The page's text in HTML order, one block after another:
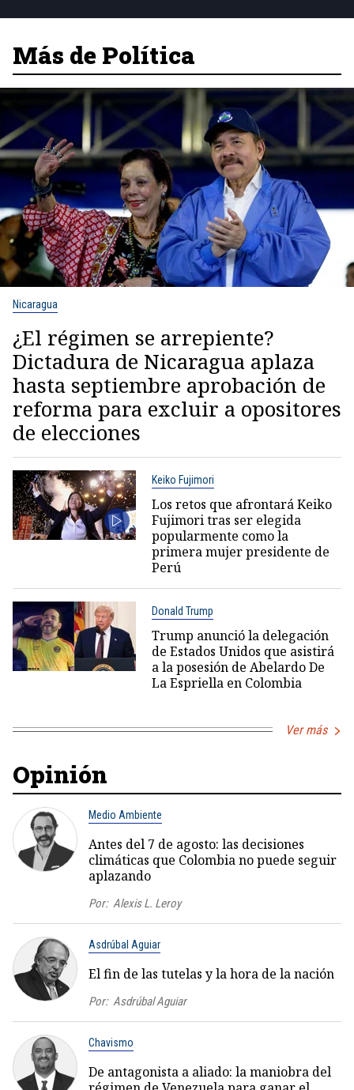
Más de Política
Nicaragua
¿El régimen se arrepiente?
Dictadura de Nicaragua aplaza
hasta septiembre aprobación de
reforma para excluir a opositores
de elecciones
Keiko Fujimori
Los retos que afrontará Keiko
Fujimori tras ser elegida
popularmente como la
primera mujer presidente de
Perú
Donald Trump
Trump anunció la delegación
de Estados Unidos que asistirá
a la posesión de Abelardo De
La Espriella en Colombia
Ver más
Opinión
Medio Ambiente
Antes del 7 de agosto: las decisiones
climáticas que Colombia no puede seguir
aplazando
Por: Alexis L. Leroy
Asdrúbal Aguiar
El fin de las tutelas y la hora de la nación
Por: Asdrúbal Aguiar
Chavismo
De antagonista a aliado: la maniobra del